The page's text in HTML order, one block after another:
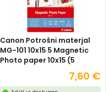
Canon Potrošni materjal
MG-101 10x15 5 Magnetic
Photo paper 10x15 (5
7,60 €